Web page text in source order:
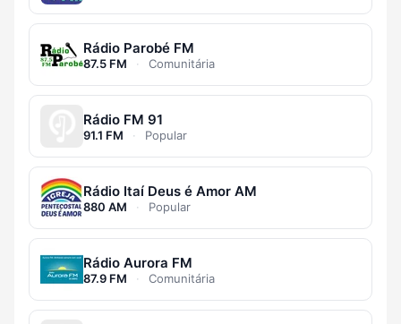
Rádio Parobé FM
87.5 FM · Comunitária
Rádio FM 91
91.1 FM · Popular
Rádio Itaí Deus é Amor AM
880 AM · Popular
Rádio Aurora FM
87.9 FM · Comunitária